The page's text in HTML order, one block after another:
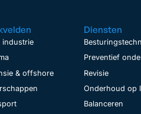
industrie
& offshore
Diensten
Preventief
Revisie
Onderhoud op
Balanceren